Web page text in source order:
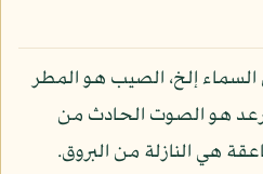
إلخ، الصيب هو المطر
هو الصوت الحادث من
هي النازلة من البروق.